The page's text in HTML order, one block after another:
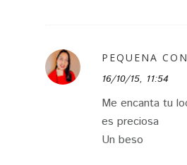
PEQUENA
16/10/15, 11:54
Me encanta tu
es preciosa
Un beso